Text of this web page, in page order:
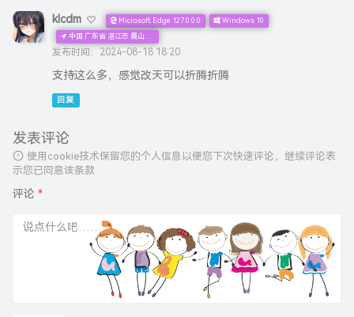
klcdm Microsoft Edge 127.0.0.0 Windows 10
中国 广东省 湛江市 霞山区 中国移动 公众宽带
发布时间：2024-08-18 18:20
支持这么多，感觉改天可以折腾折腾
回复
发表评论
使用cookie技术保留您的个人信息以便您下次快速评论，继续评论表
示您已同意该条款
评论 *